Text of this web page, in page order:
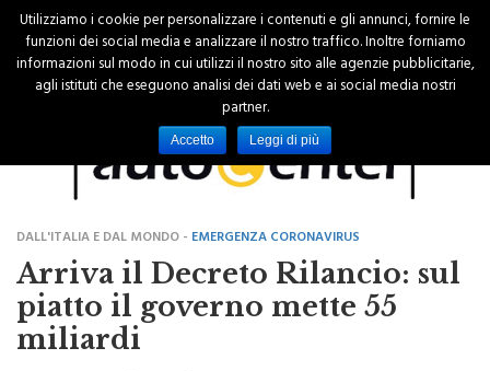
DALL'ITALIA E DAL MONDO - EMERGENZA CORONAVIRUS
Arriva il Decreto Rilancio: sul
piatto il governo mette 55
miliardi
Utilizziamo i cookie per personalizzare i contenuti e gli annunci, fornire le
funzioni dei social media e analizzare il nostro traffico. Inoltre forniamo
informazioni sul modo in cui utilizzi il nostro sito alle agenzie pubblicitarie,
agli istituti che eseguono analisi dei dati web e ai social media nostri
partner.
Accetto Leggi di più